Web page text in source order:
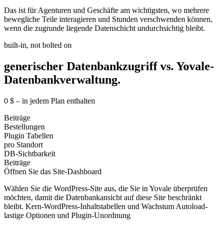
Das ist für Agenturen und Geschäfte am wichtigsten, wo mehrere
bewegliche Teile interagieren und Stunden verschwenden können,
wenn die zugrunde liegende Datenschicht undurchsichtig bleibt.
built-in, not bolted on
generischer Datenbankzugriff vs. Yovale-
Datenbankverwaltung.
0 $ – in jedem Plan enthalten
Beiträge
Bestellungen
Plugin Tabellen
pro Standort
DB-Sichtbarkeit
Beiträge
Öffnen Sie das Site-Dashboard
Wählen Sie die WordPress-Site aus, die Sie in Yovale überprüfen
möchten, damit die Datenbankansicht auf diese Site beschränkt
bleibt. Kern-WordPress-Inhaltstabellen und Wachstum Autoload-
lastige Optionen und Plugin-Unordnung